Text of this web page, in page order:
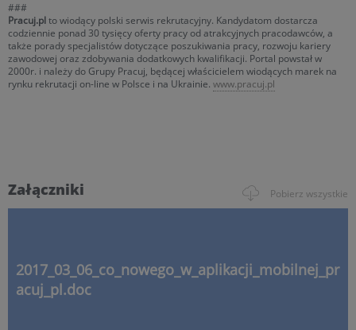
###
Pracuj.plto wiodący polski serwis rekrutacyjny. Kandydatom dostarcza
codziennie ponad 30 tysięcy oferty pracy od atrakcyjnych pracodawców, a
także porady specjalistów dotyczące poszukiwania pracy, rozwoju kariery
zawodowej oraz zdobywania dodatkowych kwalifikacji. Portal powstał w
2000r. i należy do Grupy Pracuj, będącej właścicielem wiodących marek na
rynku rekrutacji on-line w Polsce i na Ukrainie. www.pracuj.pl
Załączniki Pobierz wszystkie
2017_03_06_co_nowego_w_aplikacji_mobilnej_pr
acuj_pl.doc